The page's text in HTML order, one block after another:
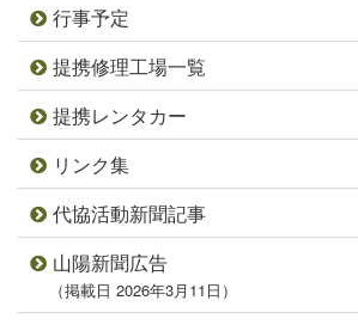
行事予定
提携修理工場一覧
提携レンタカー
リンク集
代協活動新聞記事
山陽新聞広告
（掲載日 2026年3月11日）